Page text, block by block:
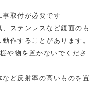
取付が必要です
ステンレスなど鏡面のも
作することがあります。
や物を置かないでくださ
ど反射率の高いものを置